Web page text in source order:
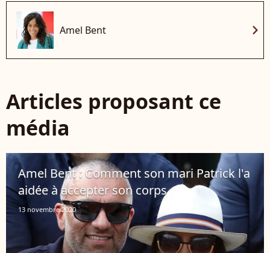
Amel Bent chevron_right
Articles proposant ce
média
Amel Bent : Comment son mari Patrick l'a
aidée à accepter son corps
13 novembre 2020